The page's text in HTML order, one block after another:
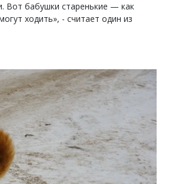
Вот бабушки старенькие — как
ходить», - считает один из